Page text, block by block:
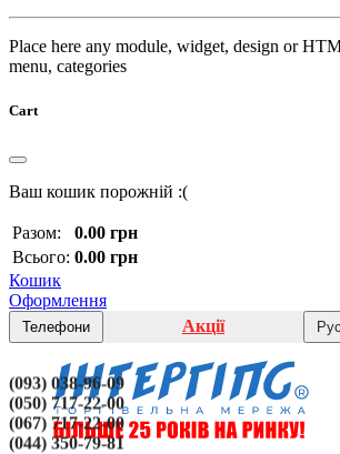
Place here any module, widget, design or
menu, categories
Cart
Ваш кошик порожній :(
Разом:
0.00 грн
Всього: 0.00 грн
Кошик
Оформлення
Телефони
(093) 038-96-09
(050) 717-22-00
(067) 717-22-00
(044) 350-79-81
Акції